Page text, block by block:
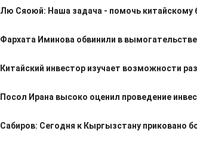
Лю Сяоюй: Наша задача - помочь китайскому
Фархата Иминова обвинили в
Китайский инвестор изучает возможности
Посол Ирана высоко оценил проведение
Сабиров: Сегодня к Кыргызстану приковано